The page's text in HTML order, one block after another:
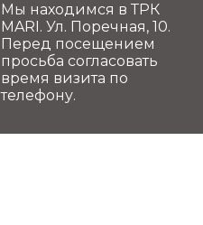
Мы находимся в ТРК
MARI. Ул. Поречная, 10.
Перед посещением
просьба согласовать
время визита по
телефону.